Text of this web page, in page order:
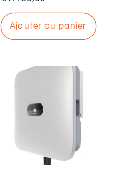
habituel
Ajouter au panier